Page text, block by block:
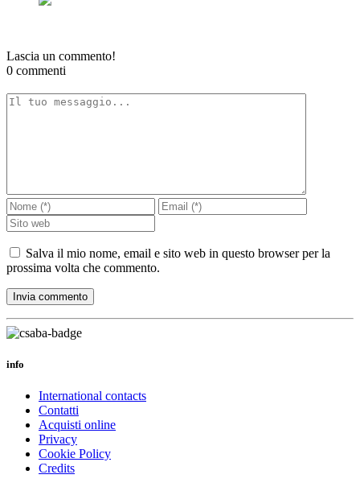
Lascia un commento!
0 commenti
Salva il mio nome, email e sito web in questo browser per la
prossima volta che commento.
info
International contacts
Contatti
Acquisti online
Privacy
Cookie Policy
Credits